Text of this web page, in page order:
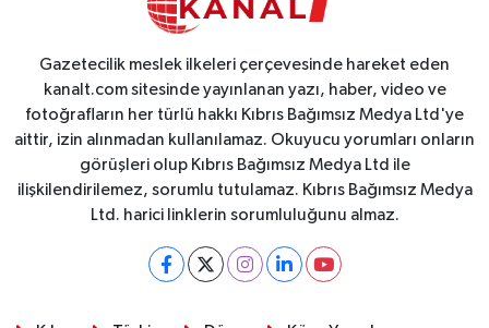
Gazetecilik meslek ilkeleri çerçevesinde hareket eden
kanalt.com sitesinde yayınlanan yazı, haber, video ve
fotoğrafların her türlü hakkı Kıbrıs Bağımsız Medya Ltd'ye
aittir, izin alınmadan kullanılamaz. Okuyucu yorumları onların
görüşleri olup Kıbrıs Bağımsız Medya Ltd ile
ilişkilendirilemez, sorumlu tutulamaz. Kıbrıs Bağımsız Medya
Ltd. harici linklerin sorumluluğunu almaz.